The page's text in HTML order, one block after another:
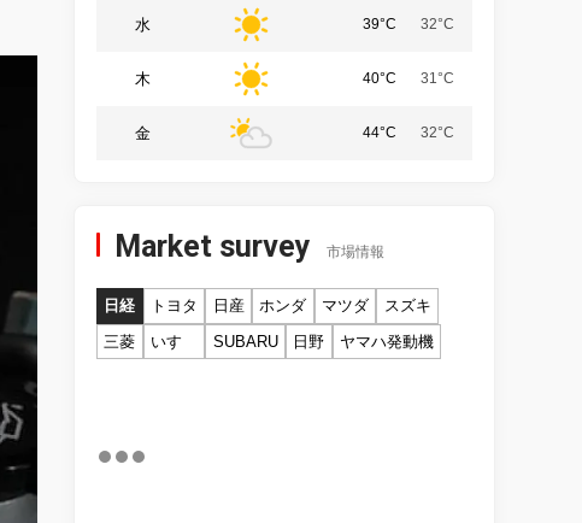
水 39°C 32°C
木 40°C 31°C
金 44°C 32°C
Market survey 市場情報
日経 トヨタ 日産 ホンダ マツダ
スズキ
三菱
いすゞ SUBARU 日野 ヤマハ発動機